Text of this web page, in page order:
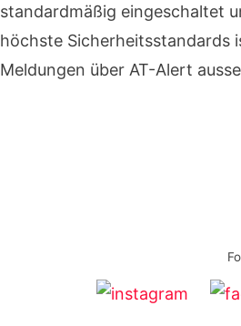
standardmäßig eingeschaltet
höchste Sicherheitsstandards
Meldungen über AT-Alert